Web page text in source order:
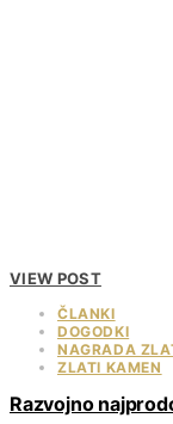
VIEW POST
ČLANKI
DOGODKI
NAGRADA
ZLATI KAMEN
Razvojno